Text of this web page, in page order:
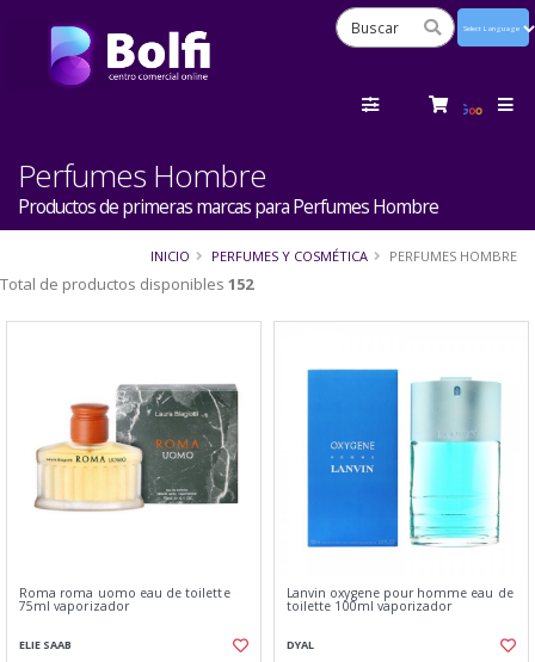
Perfumes Hombre
Productos de primeras marcas para Perfumes Hombre
INICIO PERFUMES Y COSMÉTICA PERFUMES HOMBRE
Total de productos disponibles 152
Roma roma uomo eau de toilette
75ml vaporizador
ELIE SAAB
Lanvin oxygene pour homme eau de
toilette 100ml vaporizador
DYAL